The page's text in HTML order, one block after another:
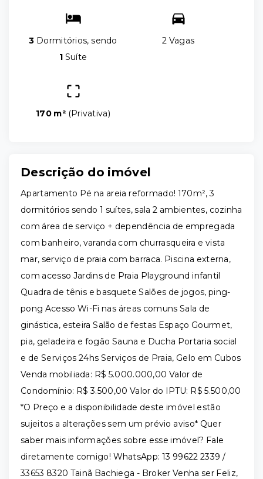
3 Dormitórios, sendo
1 Suíte
2 Vagas
170 m² (Privativa)
Descrição do imóvel
Apartamento Pé na areia reformado! 170m², 3
dormitórios sendo 1 suítes, sala 2 ambientes, cozinha
com área de serviço + dependência de empregada
com banheiro, varanda com churrasqueira e vista
mar, serviço de praia com barraca. Piscina externa,
com acesso Jardins de Praia Playground infantil
Quadra de tênis e basquete Salões de jogos, ping-
pong Acesso Wi-Fi nas áreas comuns Sala de
ginástica, esteira Salão de festas Espaço Gourmet,
pia, geladeira e fogão Sauna e Ducha Portaria social
e de Serviços 24hs Serviços de Praia, Gelo em Cubos
Venda mobiliada: R$ 5.000.000,00 Valor de
Condomínio: R$ 3.500,00 Valor do IPTU: R$ 5.500,00
*O Preço e a disponibilidade deste imóvel estão
sujeitos a alterações sem um prévio aviso* Quer
saber mais informações sobre esse imóvel? Fale
diretamente comigo! WhatsApp: 13 99622 2339 /
33653 8320 Tainã Bachiega - Broker Venha ser Feliz,